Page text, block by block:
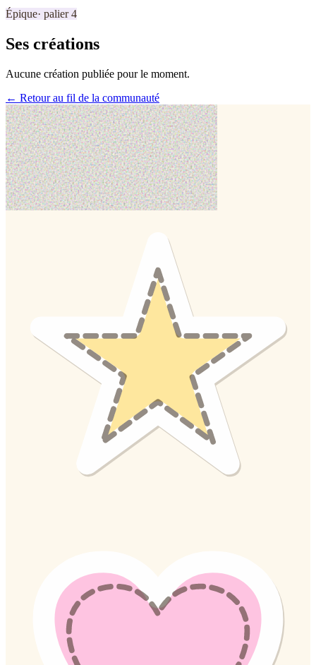
Épique· palier4
Ses créations
Aucune création publiée pour le moment.
← Retour au fil de la communauté